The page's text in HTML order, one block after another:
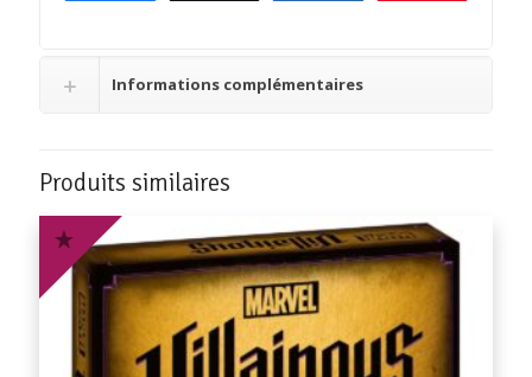
Informations complémentaires
Produits similaires